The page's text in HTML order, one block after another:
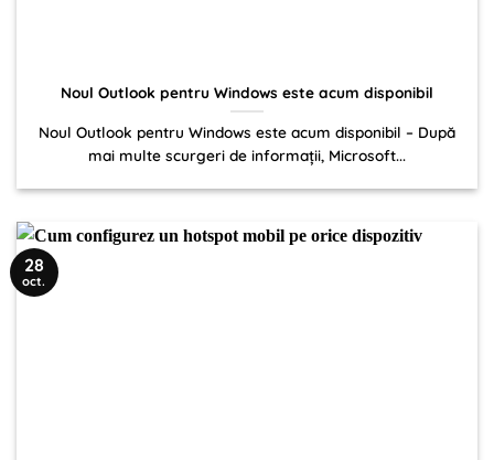
Noul Outlook pentru Windows este acum disponibil
Noul Outlook pentru Windows este acum disponibil – După
mai multe scurgeri de informații, Microsoft...
28
oct.